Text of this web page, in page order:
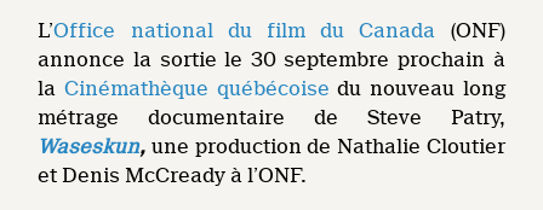
L’Office national du film du Canada (ONF)
annonce la sortie le 30 septembre prochain à
laCinémathèque québécoise du nouveau long
métrage documentaire de Steve Patry,
Waseskun,une production de Nathalie Cloutier
et Denis McCready à l’ONF.